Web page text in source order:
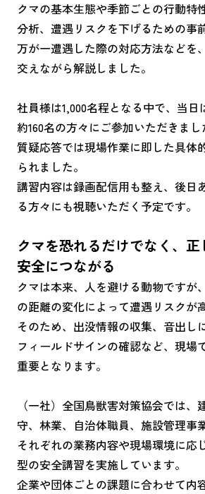
クマの基本生態や季節ごとの行動特
分析、遭遇リスクを下げるための事前
万が一遭遇した際の対応方法などを
交えながら解説しました。
社員様は1,000名程となる中で、当日
約160名の方々にご参加いただきまし
質疑応答では現場作業に即した具体
られました。
講習内容は録画配信用も整え、後日
る方々にも視聴いただく予定です。
クマを恐れるだけでなく、
安全につながる
クマは本来、人を避ける動物ですが
の距離の変化によって遭遇リスクが
そのため、出没情報の収集、音出し
フィールドサインの確認など、現場
重要となります。
（一社）全国鳥獣害対策協会では
守、林業、自治体職員、施設管理事
それぞれの業務内容や現場環境に応
型の安全講習を実施しています。
企業や団体ごとの課題に合わせて内